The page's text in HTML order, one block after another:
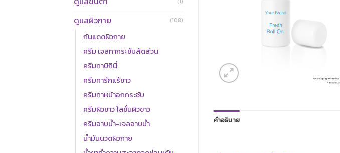
ดูแลผิวกาย (108)
กันแดดผิวกาย
ครีม เจลทากระชับสัดส่วน
ครีมทาบิกินี่
ครีมทารักแร้ขาว
ครีมทาหน้าอกกระชับ
ครีมผิวขาว โลชั่นผิวขาว
ครีมอาบน้ำ-เจลอาบน้ำ
น้ำมันนวดผิวกาย
คำอธิบาย